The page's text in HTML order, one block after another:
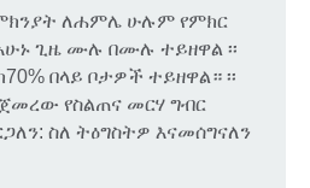
ለሐምሌ ሁሉም የምክር
ጊዜ ሙሉ በሙሉ ተይዘዋል ፡፡
በላይ ቦታዎች ተይዘዋል። ፡፡
የስልጠና መርሃ ግብር
ስለ ትዕግስትዎ እናመሰግናለን